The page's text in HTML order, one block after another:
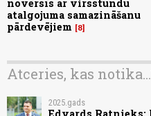
novērsīs ar virsstundu
atalgojuma samazināšanu
pārdevējiem
8
Atceries, kas
2025.gads